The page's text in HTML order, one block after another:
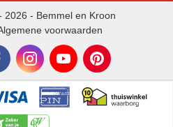
- Bemmel en Kroon
voorwaarden